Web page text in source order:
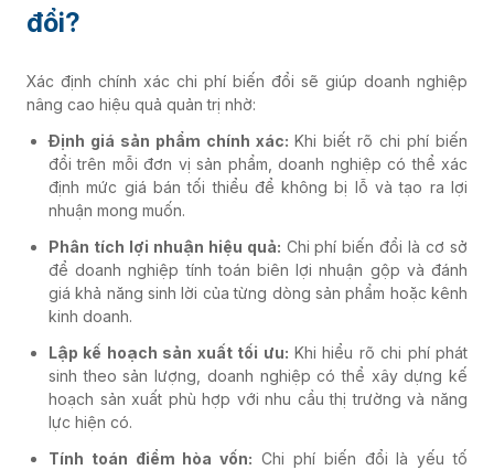
đổi?
Xác định chính xác chi phí biến đổi sẽ giúp doanh nghiệp
nâng cao hiệu quả quản trị nhờ:
Định giá sản phẩm chính xác: Khi biết rõ chi phí biến
đổi trên mỗi đơn vị sản phẩm, doanh nghiệp có thể xác
định mức giá bán tối thiểu để không bị lỗ và tạo ra lợi
nhuận mong muốn.
Phân tích lợi nhuận hiệu quả: Chi phí biến đổi là cơ sở
để doanh nghiệp tính toán biên lợi nhuận gộp và đánh
giá khả năng sinh lời của từng dòng sản phẩm hoặc kênh
kinh doanh.
Lập kế hoạch sản xuất tối ưu: Khi hiểu rõ chi phí phát
sinh theo sản lượng, doanh nghiệp có thể xây dựng kế
hoạch sản xuất phù hợp với nhu cầu thị trường và năng
lực hiện có.
Tính toán điểm hòa vốn: Chi phí biến đổi là yếu tố